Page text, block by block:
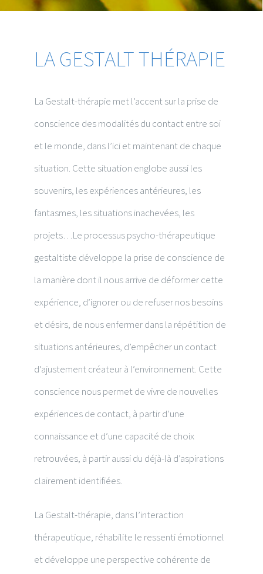
LA GESTALT THÉRAPIE
La Gestalt-thérapie met l’accent sur la prise de
conscience des modalités du contact entre soi
et le monde, dans l’ici et maintenant de chaque
situation. Cette situation englobe aussi les
souvenirs, les expériences antérieures, les
fantasmes, les situations inachevées, les
projets…Le processus psycho-thérapeutique
gestaltiste développe la prise de conscience de
la manière dont il nous arrive de déformer cette
expérience, d’ignorer ou de refuser nos besoins
et désirs, de nous enfermer dans la répétition de
situations antérieures, d’empêcher un contact
d’ajustement créateur à l’environnement. Cette
conscience nous permet de vivre de nouvelles
expériences de contact, à partir d’une
connaissance et d’une capacité de choix
retrouvées, à partir aussi du déjà-là d’aspirations
clairement identifiées.
La Gestalt-thérapie, dans l’interaction
thérapeutique, réhabilite le ressenti émotionnel
et développe une perspective cohérente de